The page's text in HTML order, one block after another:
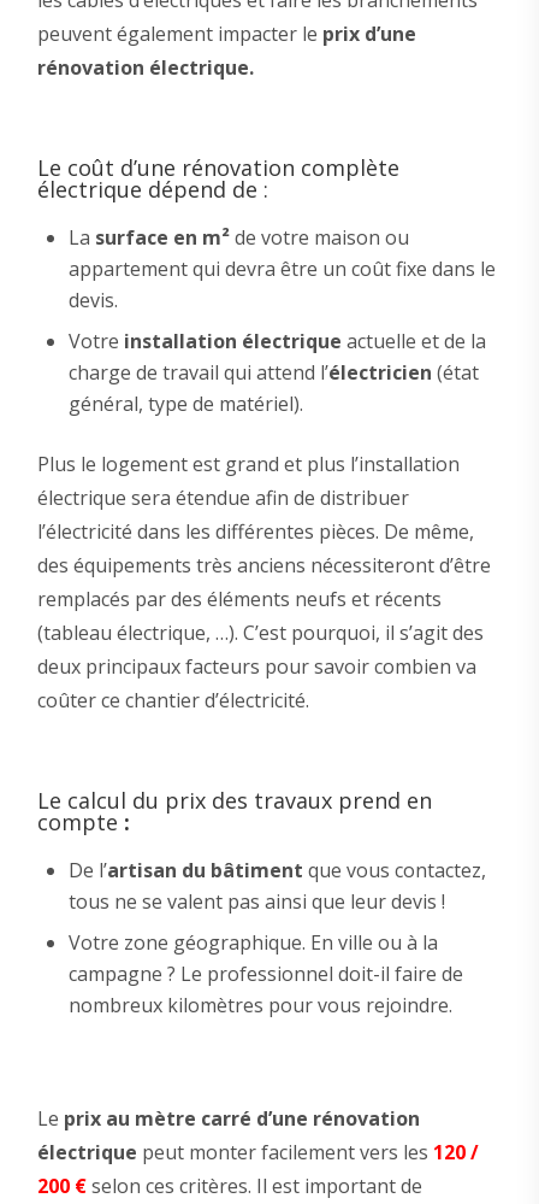
peuvent également impacter le prix d’une
rénovation électrique.
Le coût d’une rénovation complète
électrique dépend de :
La surface en m²de votre maison ou
appartement qui devra être un coût fixe dans le
devis.
Votre installation électrique actuelle et de la
charge de travail qui attend l’électricien (état
général, type de matériel).
Plus le logement est grand et plus l’installation
électrique sera étendue afin de distribuer
l’électricité dans les différentes pièces. De même,
des équipements très anciens nécessiteront d’être
remplacés par des éléments neufs et récents
(tableau électrique, …). C’est pourquoi, il s’agit des
deux principaux facteurs pour savoir combien va
coûter ce chantier d’électricité.
Le calcul du prix des travaux prend en
compte :
De l’artisan du bâtiment que vous contactez,
tous ne se valent pas ainsi que leur devis !
Votre zone géographique. En ville ou à la
campagne ? Le professionnel doit-il faire de
nombreux kilomètres pour vous rejoindre.
Le prix au mètre carré d’une rénovation
électrique peut monter facilement vers les 120 /
200 €selon ces critères. Il est important de